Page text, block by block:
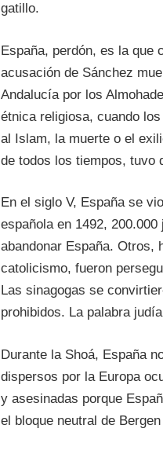
gatillo.
España, perdón, es la que
acusación de Sánchez
Andalucía por los
étnica religiosa, cuando
al Islam, la muerte o el
de todos los tiempos, tuvo
En el siglo V, España se
española en 1492,
abandonar España. Otros,
catolicismo, fueron
Las sinagogas se
prohibidos. La palabra
Durante la Shoá, España
dispersos por la Europa
y asesinadas porque
el bloque neutral de